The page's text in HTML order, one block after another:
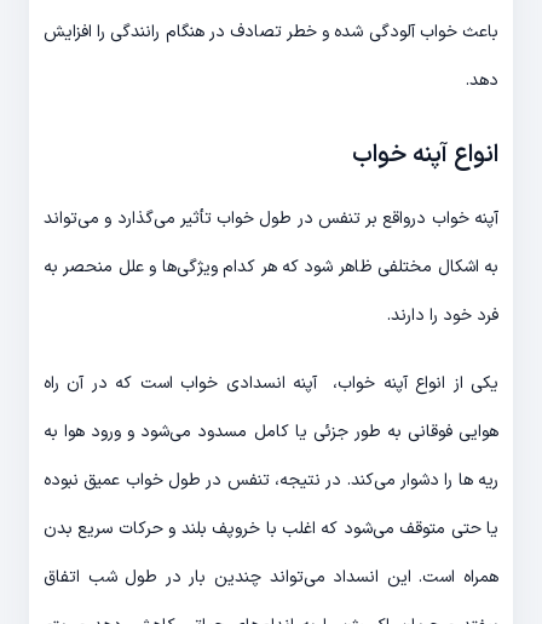
باعث خواب آلودگی شده و خطر تصادف در هنگام رانندگی را افزایش
دهد.
انواع آپنه خواب
آپنه خواب درواقع بر تنفس در طول خواب تأثیر می‌گذارد و می‌تواند
به اشکال مختلفی ظاهر شود که هر کدام ویژگی‌ها و علل منحصر به
فرد خود را دارند.
یکی از انواع آپنه خواب، آپنه انسدادی خواب است که در آن راه
هوایی فوقانی به طور جزئی یا کامل مسدود می‌شود و ورود هوا به
ریه ها را دشوار می‌کند. در نتیجه، تنفس در طول خواب عمیق نبوده
یا حتی متوقف می‌شود که اغلب با خروپف بلند و حرکات سریع بدن
همراه است. این انسداد می‌تواند چندین بار در طول شب اتفاق